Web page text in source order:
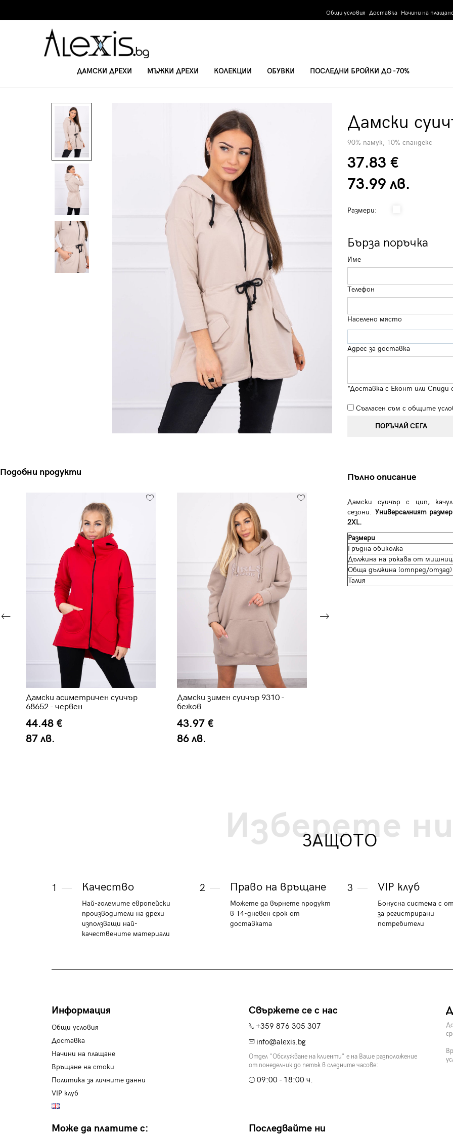
Общи условия Доставка Начини на
ДАМСКИ ДРЕХИ МЪЖКИ ДРЕХИ КОЛЕКЦИИ ОБУВКИ ПОСЛЕДНИ БРОЙКИ ДО -70%
Дамски
90% памук, 10% спандекс
37.83 €
73.99 лв.
Размери:
Бърза поръчка
Име
Телефон
Населено място
Адрес за доставка
*Доставка с Еконт или
Съгласен съм с общите
ПОРЪЧАЙ СЕГА
Подобни продукти
Дамски асиметричен суичър
68652 - червен
44.48 €
87 лв.
Дамски зимен суичър 9310 -
бежов
43.97 €
86 лв.
Пълно описание
Дамски суичър с цип,
сезони. Универсалният
2XL.
Размери
Гръдна обиколка
Дължина на ръкава от
Обща дължина (отпред/отзад)
Талия
Изберете ни
ЗАЩОТО
1 Качество
Най-големите европейски
производители на дрехи
използващи най-
качествените материали
2 Право на връщане
Можете да върнете продукт
в 14-дневен срок от
доставката
3 VIP клуб
Бонусна система с
за регистрирани
потребители
Информация
Общи условия
Доставка
Начини на плащане
Връщане на стоки
Политика за личните данни
VIP клуб
Свържете се с нас
+359 876 305 307
info@alexis.bg
Отдел "Обслужване на клиенти" е на Ваше разположение
от понеделник до петък в следните часове:
09:00 - 18:00 ч.
Може да платите с: Последвайте ни